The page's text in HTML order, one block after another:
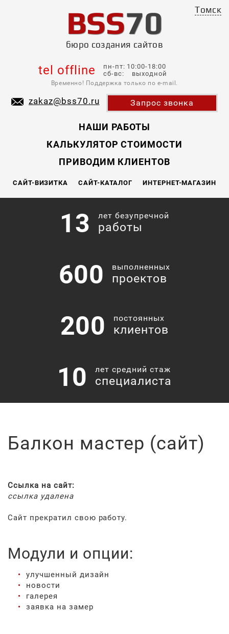
BSS70
бюро создания сайтов
Томск
tel offline
пн-пт: 10:00-18:00
сб-вс: выходной
Временно! Поддержка только по e-mail.
zakaz@bss70.ru Запрос звонка
НАШИ РАБОТЫ
КАЛЬКУЛЯТОР СТОИМОСТИ
ПРИВОДИМ КЛИЕНТОВ
САЙТ-ВИЗИТКА САЙТ-КАТАЛОГ ИНТЕРНЕТ-МАГАЗИН
13 лет безупречной
работы
600 выполненных
проектов
200 постоянных
клиентов
10 лет средний стаж
специалиста
Балкон мастер (сайт)
Ссылка на сайт:
ссылка удалена
Сайт прекратил свою работу.
Модули и опции:
улучшенный дизайн
новости
галерея
заявка на замер